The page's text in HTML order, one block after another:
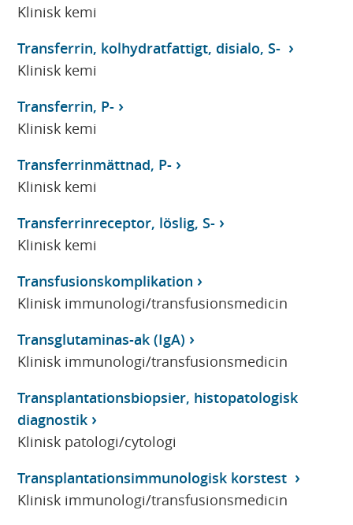
Klinisk kemi
Transferrin, kolhydratfattigt, disialo, S-
Klinisk kemi
Transferrin, P-
Klinisk kemi
Transferrinmättnad, P-
Klinisk kemi
Transferrinreceptor, löslig, S-
Klinisk kemi
Transfusionskomplikation
Klinisk immunologi/transfusionsmedicin
Transglutaminas-ak (IgA)
Klinisk immunologi/transfusionsmedicin
Transplantationsbiopsier, histopatologisk
diagnostik
Klinisk patologi/cytologi
Transplantationsimmunologisk korstest
Klinisk immunologi/transfusionsmedicin